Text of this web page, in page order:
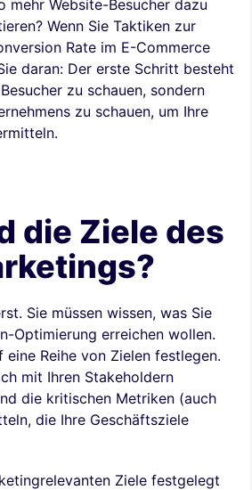
mehr Website-Besucher dazu
Wenn Sie Taktiken zur
Rate im E-Commerce
daran: Der erste Schritt besteht
zu schauen, sondern
zu schauen, um Ihre
die Ziele des
Sie müssen wissen, was Sie
Optimierung erreichen wollen.
eine Reihe von Zielen festlegen.
mit Ihren Stakeholdern
die kritischen Metriken (auch
die Ihre Geschäftsziele
Ziele festgelegt